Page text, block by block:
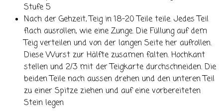
Stufe 5
Nach der Gehzeit, Teig in 18-20 Teile teile. Jedes Teil
flach ausrollen, wie eine Zunge. Die Füllung auf dem
Teig verteilen und von der langen Seite her aufrollen.
Diese Wurst zur Hälfte zusamen falten. Hochkant
stellen und 2/3 mit der Teigkarte durchschneiden. Die
beiden Teile nach aussen drehen und den unteren Teil
zu einer Spitze ziehen und auf eine vorbereiteten
Stein legen